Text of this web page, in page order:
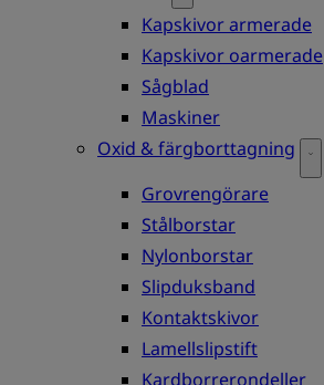
Kapskivor armerade
Kapskivor oarmerade
Sågblad
Maskiner
Oxid & färgborttagning
Grovrengörare
Stålborstar
Nylonborstar
Slipduksband
Kontaktskivor
Lamellslipstift
Kardborrerondeller